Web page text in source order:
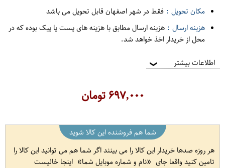
مکان تحویل : فقط در شهر اصفهان قابل تحویل می باشد
هزینه ارسال : هزینه ارسال مطابق با هزینه های پست یا پیک بوده که در
محل از خریدار اخذ خواهد شد.
اطلاعات بیشتر ❯
۶۹۷,۰۰۰تومان
شما هم فروشنده این کالا شوید
هر روزه صدها خریدار این کالا را می بینند اگر شما هم می توانید این کالا را
تامین کنید واقعا جای
نام و شماره موبایل شما اینجا خالیست